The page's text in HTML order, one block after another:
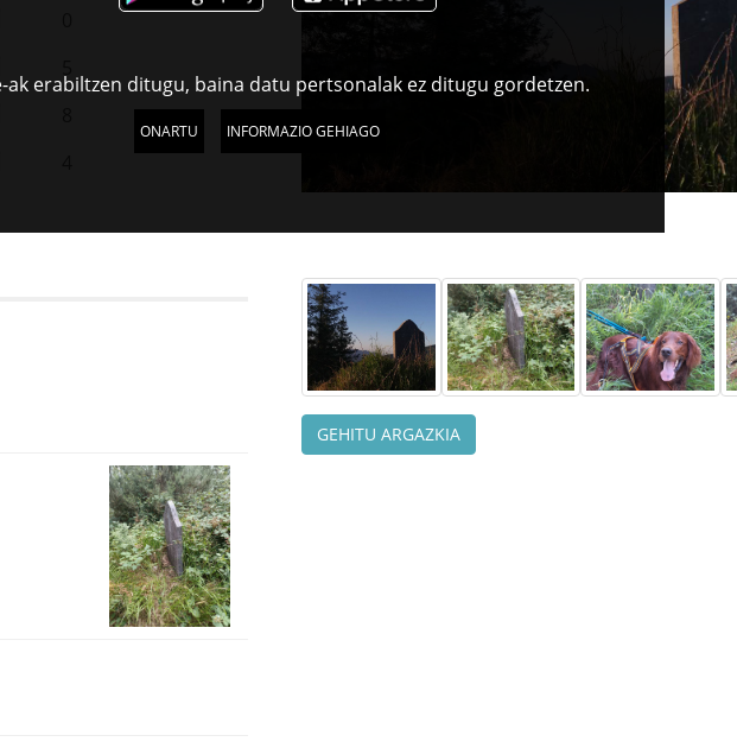
ak erabiltzen ditugu, baina datu pertsonalak ez ditugu gordetzen.
ONARTU INFORMAZIO GEHIAGO
GEHITU ARGAZKIA